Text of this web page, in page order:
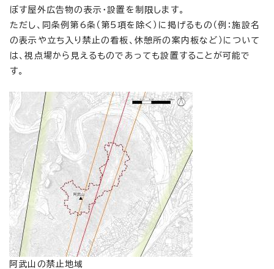
ぼす屋外広告物の表示・設置を制限します。
ただし、同条例第6条（第5項を除く）に掲げるもの（例：施設名
の表示や立ち入り禁止の看板、休憩所の案内板など）について
は、視点場から見えるものであっても設置することが可能で
す。
阿武山の禁止地域